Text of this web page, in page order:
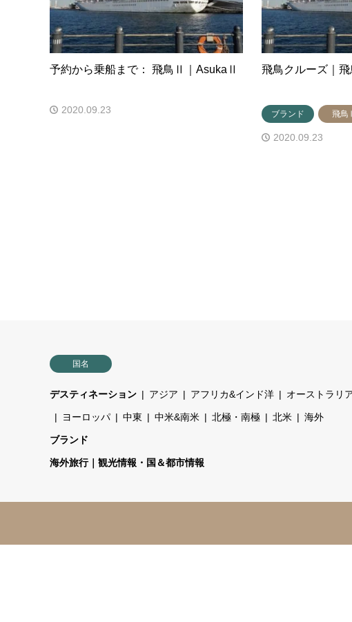
予約から乗船まで： 飛鳥Ⅱ｜AsukaⅡ
2020.09.23
飛鳥クルーズ｜
ブランド 飛鳥
2020.09.23
国名
デスティネーション アジア アフリカ&インド洋 オーストラリ
ヨーロッパ 中東 中米&南米 北極・南極 北米 海外
ブランド
海外旅行｜観光情報・国＆都市情報